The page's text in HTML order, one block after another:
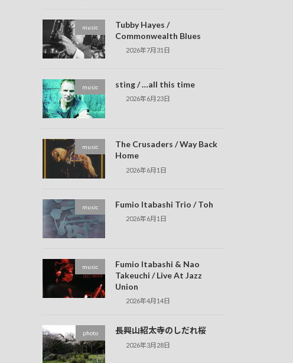
music
Tubby Hayes /
Commonwealth Blues
2026年7月31日
music sting / …all this time
2026年6月23日
music
The Crusaders / Way Back
Home
2026年6月1日
music Fumio Itabashi Trio / Toh
2026年6月1日
music
Fumio Itabashi & Nao
Takeuchi / Live At Jazz
Union
2026年4月14日
photo 長興山紹太寺のしだれ桜
2026年3月28日